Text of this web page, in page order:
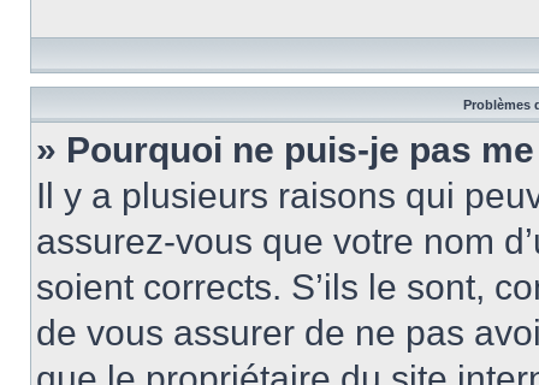
Problèmes
» Pourquoi ne puis-je pas
Il y a plusieurs raisons qui
assurez-vous que votre nom
soient corrects. S’ils le sont,
de vous assurer de ne pas